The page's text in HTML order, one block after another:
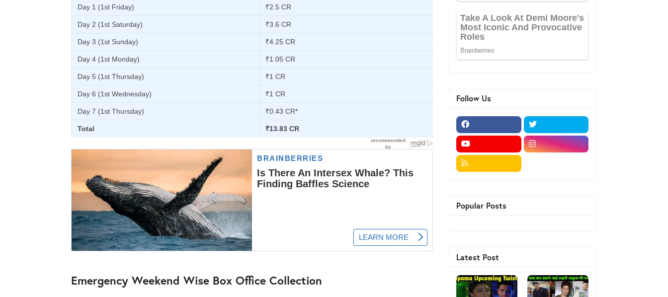
Day 1 (1st Friday) ₹2.5 CR
Day 2 (1st Saturday) ₹3.6 CR
Day 3 (1st Sunday) ₹4.25 CR
Day 4 (1st Monday) ₹1.05 CR
Day 5 (1st Thursday) ₹1 CR
Day 6 (1st Wednesday) ₹1 CR
Day 7 (1st Thursday) ₹0.43 CR*
Total ₹13.83 CR
Emergency Weekend Wise Box Office Collection
Follow Us
Popular Posts
Latest Post